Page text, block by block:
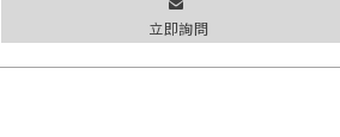
立即詢問